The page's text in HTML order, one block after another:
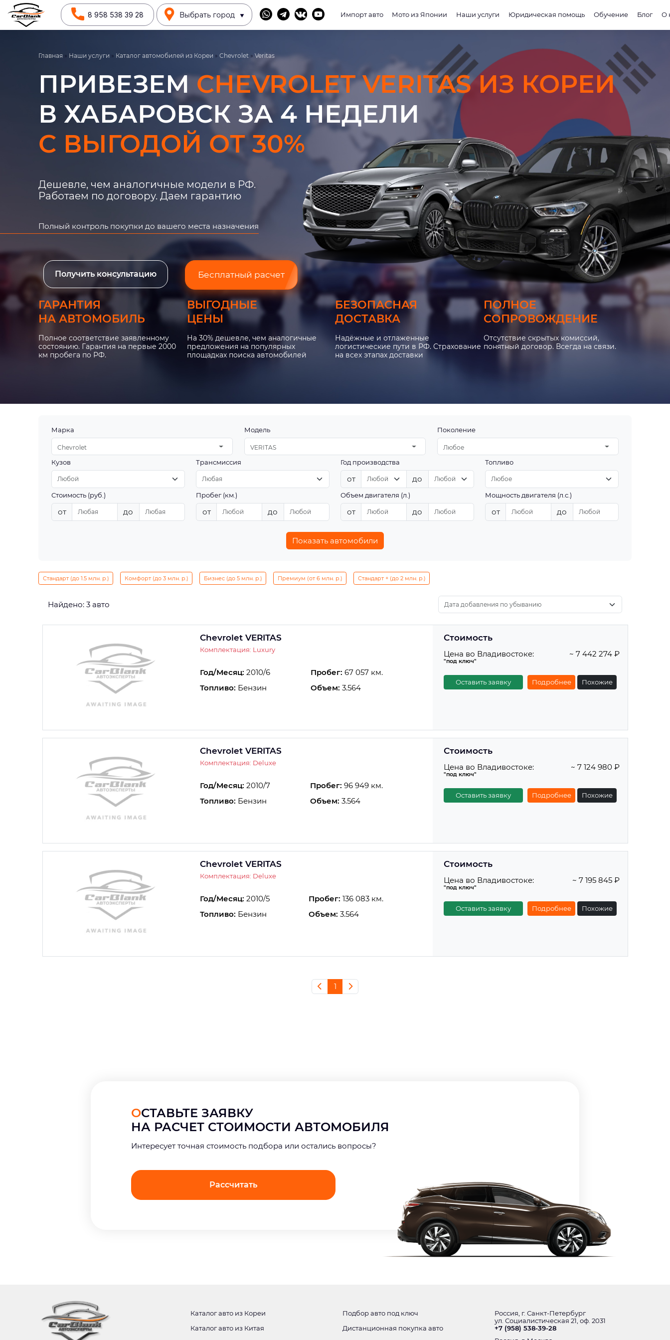
8 958 538 39 28 Выбрать город Импорт авто Мото из Японии Наши услуги Юридическая помощь Обучение Блог О
Главная » Наши услуги » Каталог автомобилей из Кореи » Chevrolet » Veritas
ПРИВЕЗЕМCHEVROLET VERITAS ИЗ КОРЕИ
В ХАБАРОВСК ЗА 4 НЕДЕЛИ
С ВЫГОДОЙ ОТ 30%
Дешевле, чем аналогичные модели в РФ.
Работаем по договору. Даем гарантию
Полный контроль покупки до вашего места назначения
Получить консультацию Бесплатный расчет
ГАРАНТИЯ
НА АВТОМОБИЛЬ
Полное соответствие заявленному
состоянию. Гарантия на первые 2000
км пробега по РФ.
ВЫГОДНЫЕ
ЦЕНЫ
На 30% дешевле, чем аналогичные
предложения на популярных
площадках поиска автомобилей
БЕЗОПАСНАЯ
ДОСТАВКА
Надёжные и отлаженные
логистические пути в РФ. Страхование
на всех этапах доставки
ПОЛНОЕ
СОПРОВОЖДЕНИЕ
Отсутствие скрытых комиссий,
понятный договор. Всегда на связи.
Марка
Chevrolet
Модель
VERITAS
Поколение
Любое
Кузов Трансмиссия Год производства
от до
Топливо
Стоимость (руб.)
от до
Пробег (км.)
от до
Объем двигателя (л.)
от до
Мощность двигателя (л.с.)
от до
Показать автомобили
Стандарт (до 1.5 млн. р.) Комфорт (до 3 млн. р.) Бизнес (до 5 млн. р.) Премиум (от 6 млн. р.) Стандарт + (до 2 млн. р.)
Найдено: 3 авто
Chevrolet VERITAS
Комплектация: Luxury
Год/Месяц: 2010/6 Пробег: 67 057 км.
Топливо: Бензин Объем: 3.564
Стоимость
Цена во Владивостоке:
"под ключ"
~ 7 442 274 ₽
Оставить заявку Подробнее Похожие
Chevrolet VERITAS
Комплектация: Deluxe
Год/Месяц: 2010/7 Пробег: 96 949 км.
Топливо: Бензин Объем: 3.564
Стоимость
Цена во Владивостоке:
"под ключ"
~ 7 124 980 ₽
Оставить заявку Подробнее Похожие
Chevrolet VERITAS
Комплектация: Deluxe
Год/Месяц: 2010/5 Пробег: 136 083 км.
Топливо: Бензин Объем: 3.564
Стоимость
Цена во Владивостоке:
"под ключ"
~ 7 195 845 ₽
Оставить заявку Подробнее Похожие
1
ОСТАВЬТЕ ЗАЯВКУ
НА РАСЧЕТ СТОИМОСТИ АВТОМОБИЛЯ
Интерeсует точная стоимость подбора или остались вопросы?
Рассчитать
Каталог авто из Кореи
Каталог авто из Китая
Подбор авто под ключ
Дистанционная покупка авто
Россия, г. Санкт-Петербург
ул. Социалистическая 21, оф. 2031
+7 (958) 538-39-28